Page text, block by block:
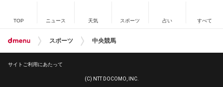
TOP ニュース 天気 スポーツ 占い すべて
スポーツ 中央競馬
サイトご利用にあたって
(C) NTT DOCOMO, INC.